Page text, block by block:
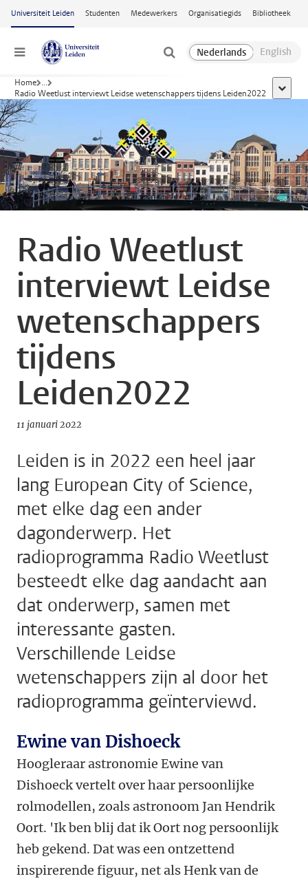
Ga naar hoofdinhoud
Universiteit Leiden Studenten Medewerkers Organisatiegids Bibliotheek
Menu
Home ...
Radio Weetlust interviewt Leidse wetenschappers tijdens Leiden2022
toon
Radio Weetlust
interviewt Leidse
wetenschappers
tijdens
Leiden2022
11 januari 2022
Leiden is in 2022 een heel jaar
lang European City of Science,
met elke dag een ander
dagonderwerp. Het
radioprogramma Radio Weetlust
besteedt elke dag aandacht aan
dat onderwerp, samen met
interessante gasten.
Verschillende Leidse
wetenschappers zijn al door het
radioprogramma geïnterviewd.
Ewine van Dishoeck
Hoogleraar astronomie Ewine van
Dishoeck vertelt over haar persoonlijke
rolmodellen, zoals astronoom Jan Hendrik
Oort. 'Ik ben blij dat ik Oort nog persoonlijk
heb gekend. Dat was een ontzettend
inspirerende figuur, net als Henk van de